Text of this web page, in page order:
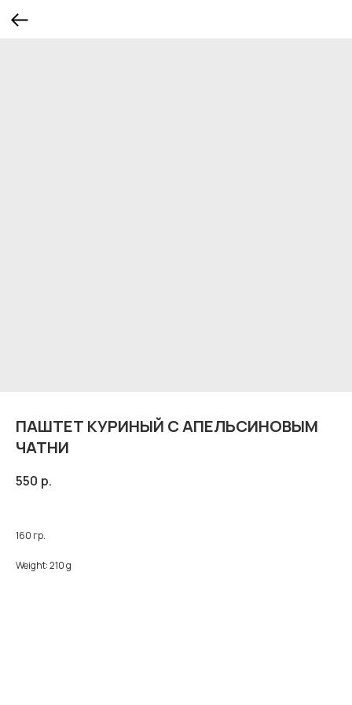
ПАШТЕТ КУРИНЫЙ С АПЕЛЬСИНОВЫМ
ЧАТНИ
550 р.
160 гр.
Weight: 210 g